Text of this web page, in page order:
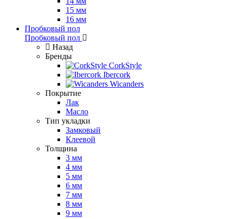
15 мм
16 мм
Пробковый пол
Пробковый пол
Назад
Бренды
CorkStyle
Ibercork
Wicanders
Покрытие
Лак
Масло
Тип укладки
Замковый
Клеевой
Толщина
3 мм
4 мм
5 мм
6 мм
7 мм
8 мм
9 мм